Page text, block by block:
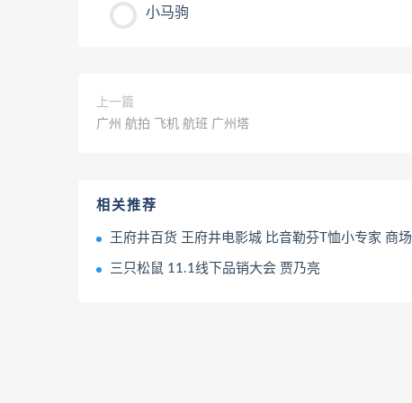
小马驹
上一篇
广州 航拍 飞机 航班 广州塔
相关推荐
王府井百货 王府井电影城 比音勒芬T恤小专家 商场
三只松鼠 11.1线下品销大会 贾乃亮